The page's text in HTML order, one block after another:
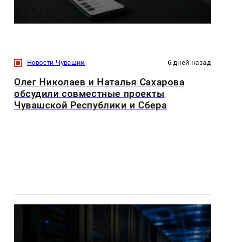
Новости Чувашии 6 дней назад
Олег Николаев и Наталья Сахарова
обсудили совместные проекты
Чувашской Республики и Сбера